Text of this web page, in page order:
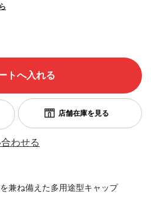
わせる
兼ね備えた多用途型キャップ